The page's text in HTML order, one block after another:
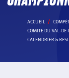
ACCUEIL
COMITE DU VAL-
CALENDRIER &